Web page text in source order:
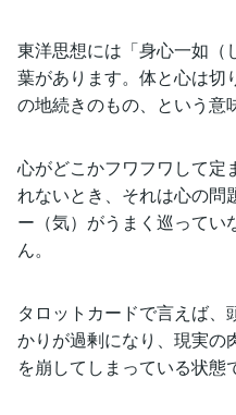
東洋思想には「身心一如（
葉があります。体と心は切
の地続きのもの、という意
心がどこかフワフワして定
れないとき、それは心の問
ー（気）がうまく巡ってい
ん。
タロットカードで言えば
かりが過剰になり、現実の
を崩してしまっている状態